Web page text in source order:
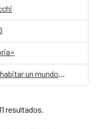
resultados.